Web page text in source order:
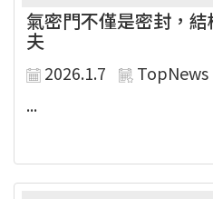
氣密門不僅是密封，
夫
2026.1.7 TopNews
...